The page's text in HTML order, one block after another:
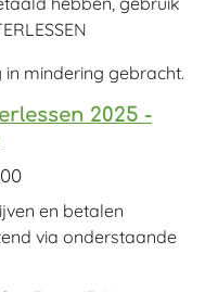
mindering gebracht.
2025 -
en betalen
via onderstaande